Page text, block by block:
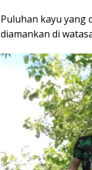
Puluhan kayu yang
diamankan di